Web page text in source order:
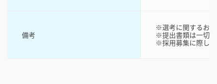
備考
※選考に関するお
※提出書類は一切
※採用募集に際し